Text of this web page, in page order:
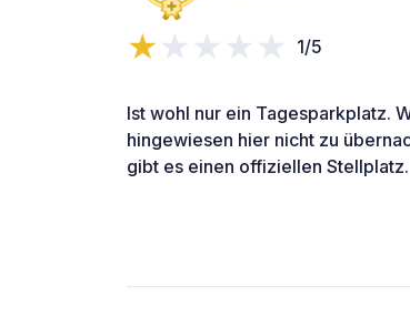
1/5
Ist wohl nur ein Tagesparkplatz.
hingewiesen hier nicht zu
gibt es einen offiziellen Stellplatz.